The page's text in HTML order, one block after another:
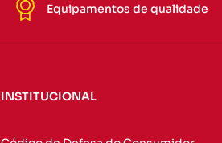
Equipamentos de qualidade
INSTITUCIONAL